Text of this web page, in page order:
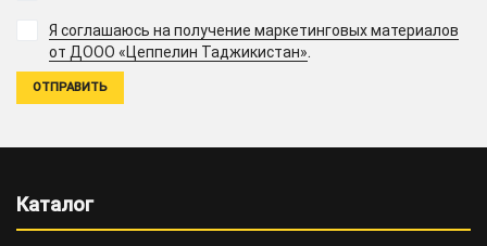
Я соглашаюсь на получение маркетинговых материалов
от ДООО «Цеппелин Таджикистан».
Каталог